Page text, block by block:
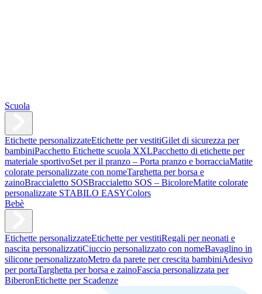
Scuola
Etichette personalizzateEtichette per vestitiGilet di sicurezza per
bambiniPacchetto Etichette scuola XXLPacchetto di etichette per
materiale sportivoSet per il pranzo – Porta pranzo e borracciaMatite
colorate personalizzate con nomeTarghetta per borsa e
zainoBraccialetto SOSBraccialetto SOS – BicoloreMatite colorate
personalizzate STABILO EASYColors
Bebè
Etichette personalizzateEtichette per vestitiRegali per neonati e
nascita personalizzatiCiuccio personalizzato con nomeBavaglino in
silicone personalizzatoMetro da parete per crescita bambiniAdesivo
per portaTarghetta per borsa e zainoFascia personalizzata per
BiberonEtichette per Scadenze